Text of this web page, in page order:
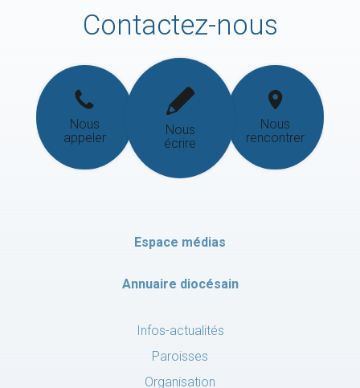
Contactez-nous
Nous
appeler
Nous
écrire
Nous
rencontrer
Espace médias
Annuaire diocésain
Infos-actualités
Paroisses
Organisation